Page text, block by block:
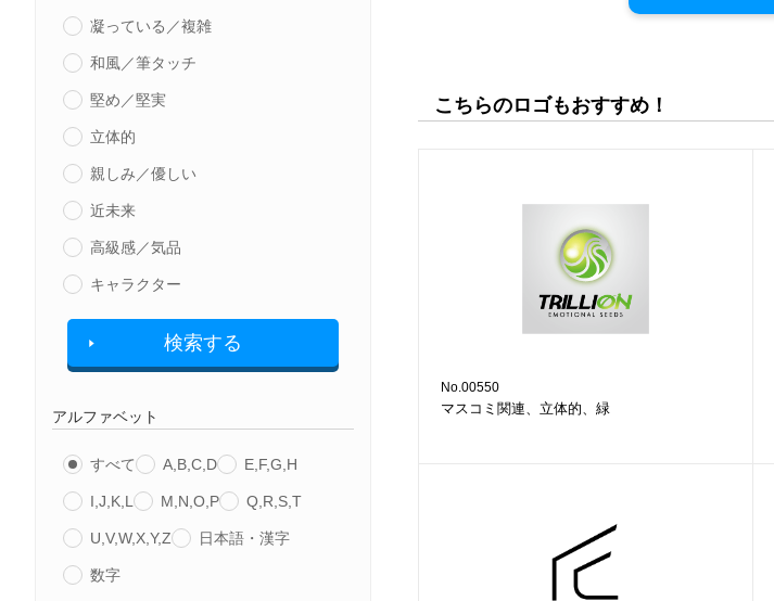
凝っている／複雑
和風／筆タッチ
堅め／堅実
立体的
親しみ／優しい
近未来
高級感／気品
キャラクター
検索する
アルファベット
すべて A,B,C,D E,F,G,H
I,J,K,L M,N,O,P Q,R,S,T
U,V,W,X,Y,Z 日本語・漢字
数字
こちらのロゴもおすすめ！
No.00550
マスコミ関連、立体的、緑